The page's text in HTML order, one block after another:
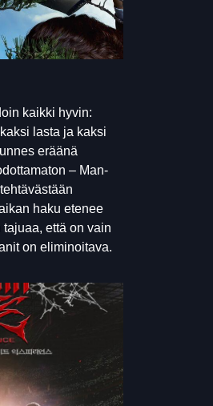
kaikki hyvin:
lasta ja kaksi
eräänä
– Man-
haku etenee
että on vain
on eliminoitava.